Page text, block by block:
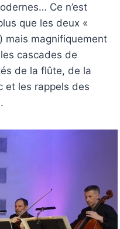
Ce n’est
que les deux «
mais magnifiquement
cascades de
de la flûte, de la
et les rappels des